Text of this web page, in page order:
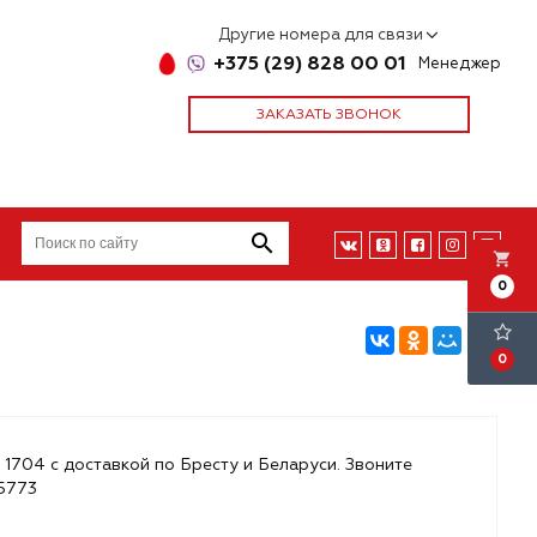
Другие номера для связи
+375 (29) 828 00 01 Менеджер
ЗАКАЗАТЬ ЗВОНОК
local_grocery_store
0
0
с доставкой по Бресту и Беларуси. Звоните